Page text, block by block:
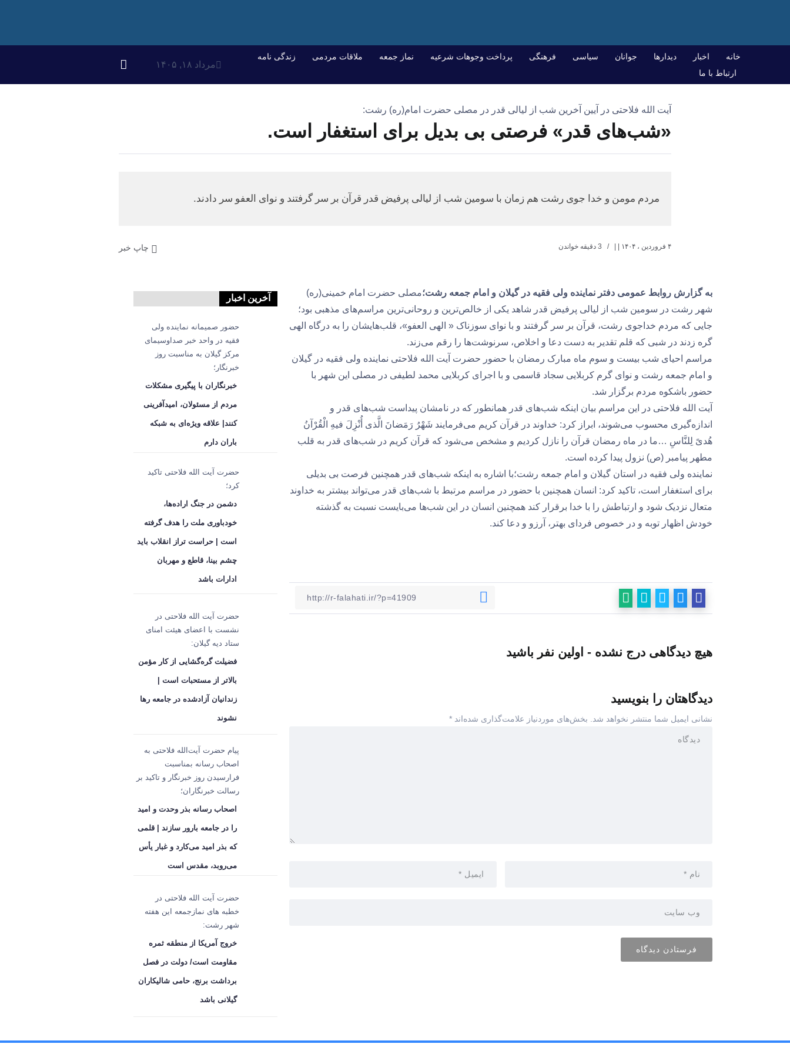
خانه اخبار دیدارها جوانان سیاسی فرهنگی پرداخت وجوهات شرعیه نماز جمعه ملاقات مردمی
زندگی نامه
ارتباط با ما
مرداد ۱۸, ۱۴۰۵
آیت الله فلاحتی در آیین آخرین شب از لیالی قدر در مصلی حضرت امام(ره) رشت:
«شب‌های قدر» فرصتی بی بدیل برای استغفار است.
مردم مومن و خدا جوی رشت هم زمان با سومین شب از لیالی پرفیض قدر قرآن بر سر گرفتند و نوای العفو سر دادند.
۴ فروردین ، ۱۴۰۴ چاپ خبر
به گزارش روابط عمومی دفتر نماینده ولی فقیه در گیلان و امام جمعه رشت؛مصلی حضرت امام خمینی(ره)
شهر رشت در سومین شب از لیالی پرفیض قدر شاهد یکی از خالص‌ترین و روحانی‌ترین مراسم‌های مذهبی بود؛
جایی که مردم خداجوی رشت، قرآن بر سر گرفتند و با نوای سوزناک « الهی العفو»، قلب‌هایشان را به درگاه الهی
گره زدند در شبی که قلم تقدیر به دست دعا و اخلاص، سرنوشت‌ها را رقم می‌زند.
مراسم احیای شب بیست و سوم ماه مبارک رمضان با حضور حضرت آیت الله فلاحتی نماینده ولی فقیه در گیلان
و امام جمعه رشت و نوای گرم کربلایی سجاد قاسمی و با اجرای کربلایی محمد لطیفی در مصلی این شهر با
حضور باشکوه مردم برگزار شد.
آیت الله فلاحتی در این مراسم بیان اینکه شب‌های قدر همانطور که در نامشان پیداست شب‌های قدر و
اندازه‌گیری محسوب می‌شوند، ابراز کرد: خداوند در قرآن کریم می‌فرمایند شَهْرُ رَمَضانَ الَّذی أُنْزِلَ فیهِ الْقُرْآنُ
هُدیً لِلنَّاسِ …ما در ماه رمضان قرآن را نازل کردیم و مشخص می‌شود که قرآن کریم در شب‌های قدر به قلب
مطهر پیامبر (ص) نزول پیدا کرده است.
نماینده ولی فقیه در استان گیلان و امام جمعه رشت؛با اشاره به اینکه شب‌های قدر همچنین فرصت بی بدیلی
برای استغفار است، تاکید کرد: انسان همچنین با حضور در مراسم مرتبط با شب‌های قدر می‌تواند بیشتر به خداوند
متعال نزدیک شود و ارتباطش را با خدا برقرار کند همچنین انسان در این شب‌ها می‌بایست نسبت به گذشته
خودش اظهار توبه و در خصوص فردای بهتر، آرزو و دعا کند.
هیچ دیدگاهی درج نشده - اولین نفر باشید
دیدگاهتان را بنویسید
نشانی ایمیل شما منتشر نخواهد شد. بخش‌های موردنیاز علامت‌گذاری شده‌اند *
آخرین اخبار
حضور صمیمانه نماینده ولی
فقیه در واحد خبر صداوسیمای
مرکز گیلان به مناسبت روز
خبرنگار؛
خبرنگاران با پیگیری مشکلات
مردم از مسئولان، امیدآفرینی
کنند| علاقه ویژه‌ای به شبکه
باران دارم
حضرت آیت الله فلاحتی تاکید
کرد؛
دشمن در جنگ اراده‌ها،
خودباوری ملت را هدف گرفته
است | حراست تراز انقلاب باید
چشم بینا، قاطع و مهربان
ادارات باشد
حضرت آیت الله فلاحتی در
نشست با اعضای هیئت امنای
ستاد دیه گیلان:
فضیلت گره‌گشایی از کار مؤمن
بالاتر از مستحبات است |
زندانیان آزادشده در جامعه رها
نشوند
پیام حضرت آیت‌الله فلاحتی به
اصحاب رسانه بمناسبت
فرارسیدن روز خبرنگار و تاکید بر
رسالت خبرنگاران؛
اصحاب رسانه بذر وحدت و امید
را در جامعه بارور سازند | قلمی
که بذر امید می‌کارد و غبار یأس
می‌روبد، مقدس است
حضرت آیت الله فلاحتی در
خطبه های نمازجمعه این هفته
شهر رشت:
خروج آمریکا از منطقه ثمره
مقاومت است/ دولت در فصل
برداشت برنج، حامی شالیکاران
گیلانی باشد